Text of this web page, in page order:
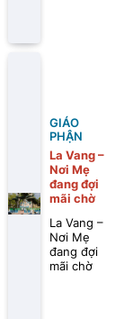
GIÁO
PHẬN
La Vang –
Nơi Mẹ
đang đợi
mãi chờ
La Vang –
Nơi Mẹ
đang đợi
mãi chờ